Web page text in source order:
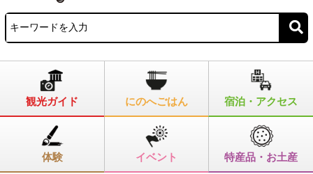
観光ガイド にのへごはん 宿泊・アクセス
体験 イベント 特産品・お土産